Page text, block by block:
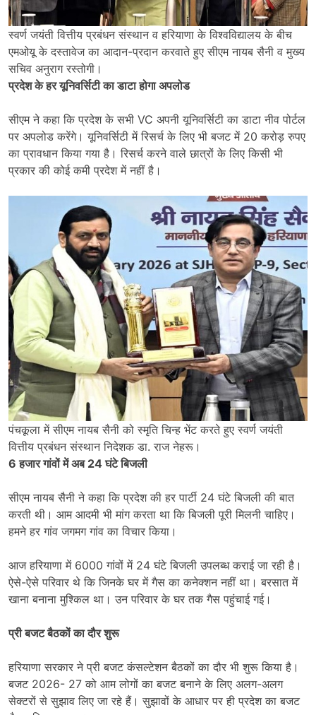
स्वर्ण जयंती वित्तीय प्रबंधन संस्थान व हरियाणा के विश्वविद्यालय के बीच
एमओयू के दस्तावेज का आदान-प्रदान करवाते हुए सीएम नायब सैनी व मुख्य
सचिव अनुराग रस्तोगी।
प्रदेश के हर यूनिवर्सिटी का डाटा होगा अपलोड
सीएम ने कहा कि प्रदेश के सभी VC अपनी यूनिवर्सिटी का डाटा नीव पोर्टल
पर अपलोड करेंगे। यूनिवर्सिटी में रिसर्च के लिए भी बजट में 20 करोड़ रुपए
का प्रावधान किया गया है। रिसर्च करने वाले छात्रों के लिए किसी भी
प्रकार की कोई कमी प्रदेश में नहीं है।
पंचकूला में सीएम नायब सैनी को स्मृति चिन्ह भेंट करते हुए स्वर्ण जयंती
वित्तीय प्रबंधन संस्थान निदेशक डा. राज नेहरू।
6 हजार गांवों में अब 24 घंटे बिजली
सीएम नायब सैनी ने कहा कि प्रदेश की हर पार्टी 24 घंटे बिजली की बात
करती थी। आम आदमी भी मांग करता था कि बिजली पूरी मिलनी चाहिए।
हमने हर गांव जगमग गांव का विचार किया।
आज हरियाणा में 6000 गांवों में 24 घंटे बिजली उपलब्ध कराई जा रही है।
ऐसे-ऐसे परिवार थे कि जिनके घर में गैस का कनेक्शन नहीं था। बरसात में
खाना बनाना मुश्किल था। उन परिवार के घर तक गैस पहुंचाई गई।
प्री बजट बैठकों का दौर शुरू
हरियाणा सरकार ने प्री बजट कंसल्टेशन बैठकों का दौर भी शुरू किया है।
बजट 2026- 27 को आम लोगों का बजट बनाने के लिए अलग-अलग
सेक्टरों से सुझाव लिए जा रहे हैं। सुझावों के आधार पर ही प्रदेश का बजट